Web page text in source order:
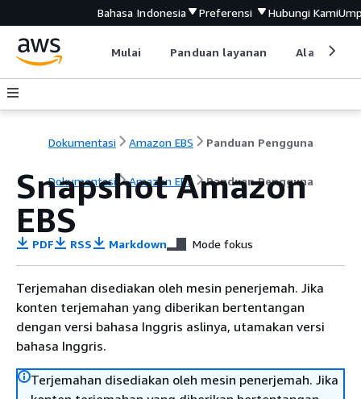
Bahasa Indonesia Preferensi Hubungi Kami
Mulai Panduan layanan Alat
Dokumentasi Amazon EBS Panduan Pengguna
Dokumentasi Amazon EBS Panduan Pengguna
Snapshot Amazon
EBS
PDF RSS Markdown Mode fokus
Terjemahan disediakan oleh mesin penerjemah. Jika
konten terjemahan yang diberikan bertentangan
dengan versi bahasa Inggris aslinya, utamakan versi
bahasa Inggris.
Terjemahan disediakan oleh mesin penerjemah. Jika